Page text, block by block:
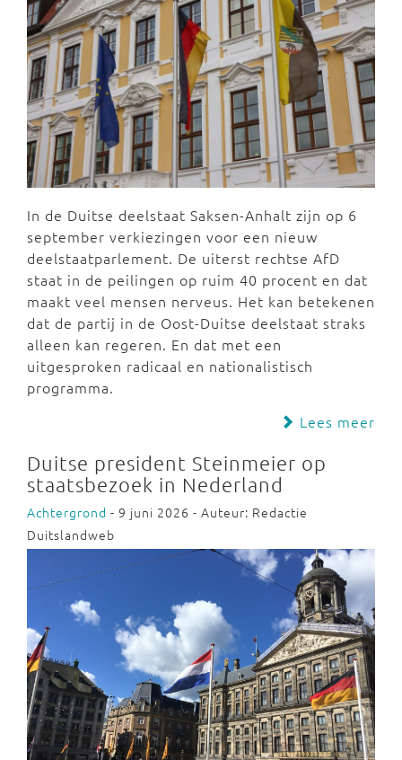
In de Duitse deelstaat Saksen-Anhalt zijn op 6
september verkiezingen voor een nieuw
deelstaatparlement. De uiterst rechtse AfD
staat in de peilingen op ruim 40 procent en dat
maakt veel mensen nerveus. Het kan betekenen
dat de partij in de Oost-Duitse deelstaat straks
alleen kan regeren. En dat met een
uitgesproken radicaal en nationalistisch
programma.
Lees meer
Duitse president Steinmeier op
staatsbezoek in Nederland
Achtergrond - 9 juni 2026 - Auteur: Redactie
Duitslandweb